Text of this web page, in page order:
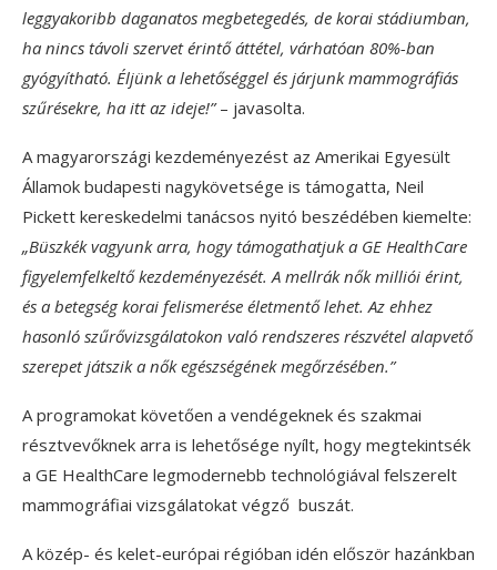
leggyakoribb daganatos megbetegedés, de korai stádiumban,
ha nincs távoli szervet érintő áttétel, várhatóan 80%-ban
gyógyítható. Éljünk a lehetőséggel és járjunk mammográfiás
szűrésekre, ha itt az ideje!”– javasolta.
A magyarországi kezdeményezést az Amerikai Egyesült
Államok budapesti nagykövetsége is támogatta, Neil
Pickett kereskedelmi tanácsos nyitó beszédében kiemelte:
„Büszkék vagyunk arra, hogy támogathatjuk a GE HealthCare
figyelemfelkeltő kezdeményezését. A mellrák nők milliói érint,
és a betegség korai felismerése életmentő lehet. Az ehhez
hasonló szűrővizsgálatokon való rendszeres részvétel alapvető
szerepet játszik a nők egészségének megőrzésében.”
A programokat követően a vendégeknek és szakmai
résztvevőknek arra is lehetősége nyílt, hogy megtekintsék
a GE HealthCare legmodernebb technológiával felszerelt
mammográfiai vizsgálatokat végző buszát.
A közép- és kelet-európai régióban idén először hazánkban